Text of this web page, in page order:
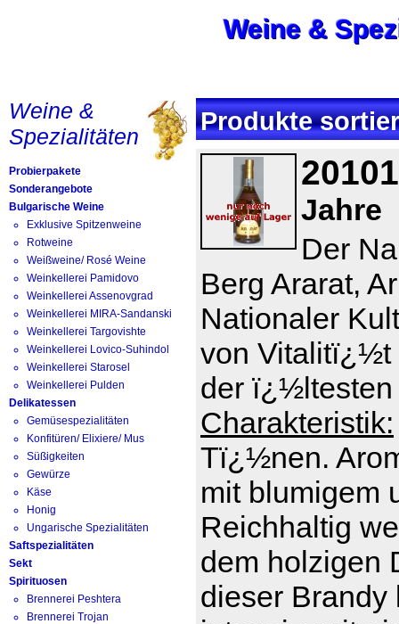
Weine &
Weine &
Weine &
Weine &
Spezialitäten
Probierpakete
Sonderangebote
Bulgarische Weine
Exklusive Spitzenweine
Rotweine
Weißweine/ Rosé Weine
Weinkellerei Pamidovo
Weinkellerei Assenovgrad
Weinkellerei MIRA-Sandanski
Weinkellerei Targovishte
Weinkellerei Lovico-Suhindol
Weinkellerei Starosel
Weinkellerei Pulden
Delikatessen
Gemüsespezialitäten
Konfitüren/ Elixiere/ Mus
Süßigkeiten
Gewürze
Käse
Honig
Ungarische Spezialitäten
Saftspezialitäten
Sekt
Spirituosen
Brennerei Peshtera
Brennerei Trojan
Produkte
Jahre
Der
Berg Ararat,
Nationaler
von Vitalitï¿½t
der ï¿½ltesten
Charakteristik:
Tï¿½nen.
mit blumigem
Reichhaltig
dem holzigen
dieser